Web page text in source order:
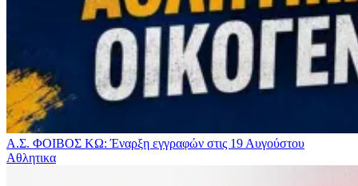
Α.Σ. ΦΟΙΒΟΣ ΚΩ: Έναρξη εγγραφών στις 19 Αυγούστου
Αθλητικα